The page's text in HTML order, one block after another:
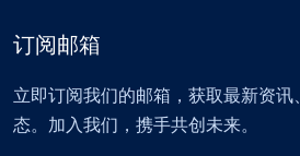
订阅邮箱
立即订阅我们的邮箱，获取最新资
态。加入我们，携手共创未来。